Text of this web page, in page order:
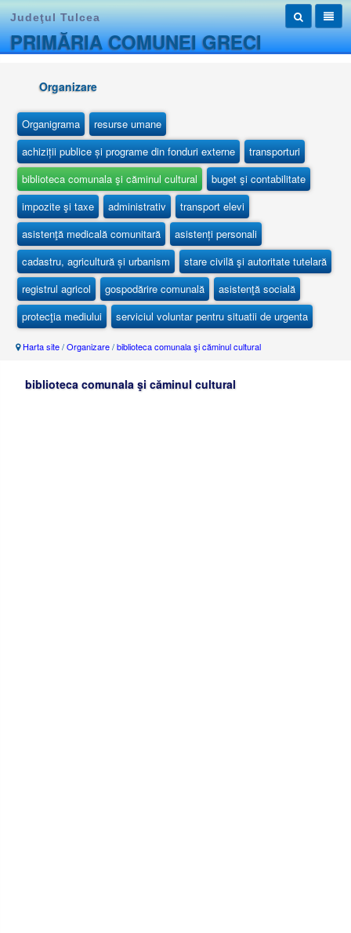
Judeţul Tulcea
PRIMĂRIA COMUNEI GRECI
Organizare
Organigrama
resurse umane
achiziții publice și programe din fonduri externe
transporturi
biblioteca comunala şi căminul cultural
buget şi contabilitate
impozite şi taxe
administrativ
transport elevi
asistenţă medicală comunitară
asistenți personali
cadastru, agricultură și urbanism
stare civilă şi autoritate tutelară
registrul agricol
gospodărire comunală
asistenţă socială
protecţia mediului
serviciul voluntar pentru situatii de urgenta
Harta site/Organizare/biblioteca comunala şi căminul cultural
biblioteca comunala şi căminul cultural